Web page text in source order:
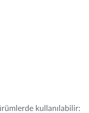
kullanılabilir: